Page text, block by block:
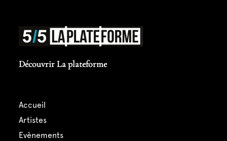
Découvrir La plateforme
accueil
artistes
evènements